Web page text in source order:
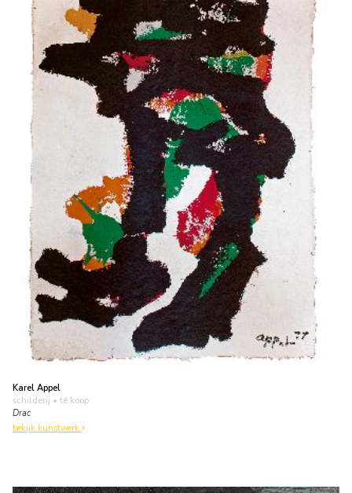
Karel Appel
schilderij • te koop
Drac
bekijk kunstwerk